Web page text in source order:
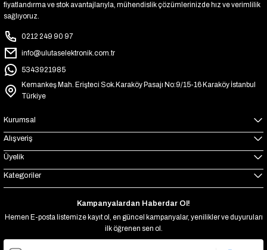
fiyatlandırma ve stok avantajlarıyla, mühendislik çözümlerinizde hız ve verimlilik
sağlıyoruz.
0212 249 90 97
info@ulutaselektronik.com.tr
5343921985
Kemankeş Mah. Erişteci Sok.Karaköy Pasajı No:9/15-16 Karaköy İstanbul
Türkiye
Kurumsal
Alışveriş
Üyelik
Kategoriler
Kampanyalardan Haberdar Ol!
Hemen E-posta listemize kayıt ol, en güncel kampanyalar, yenilikler ve duyuruları
ilk öğrenen sen ol.